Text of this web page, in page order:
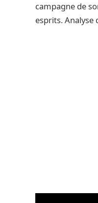
campagne de
esprits. Analyse